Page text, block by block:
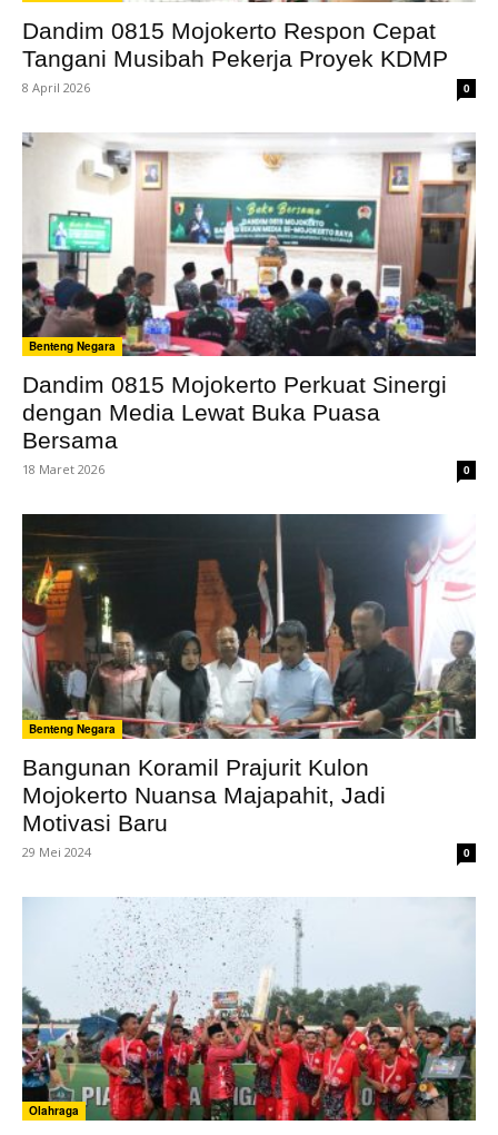
Dandim 0815 Mojokerto Respon Cepat
Tangani Musibah Pekerja Proyek KDMP
8 April 2026 0
Benteng Negara
Dandim 0815 Mojokerto Perkuat Sinergi
dengan Media Lewat Buka Puasa
Bersama
18 Maret 2026 0
Benteng Negara
Bangunan Koramil Prajurit Kulon
Mojokerto Nuansa Majapahit, Jadi
Motivasi Baru
29 Mei 2024 0
Olahraga